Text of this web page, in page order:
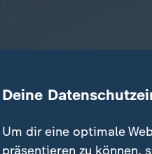
Deine
Um dir eine optimale
präsentieren zu können,